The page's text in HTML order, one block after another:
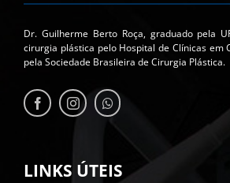
Dr. Guilherme Berto Roça, graduado pela
cirurgia plástica pelo Hospital de Clínicas em
pela Sociedade Brasileira de Cirurgia Plástica.
LINKS ÚTEIS